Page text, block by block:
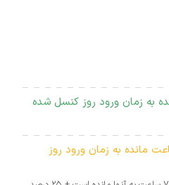
در کمتر از 72 ساعت مانده به زمان ورود روز